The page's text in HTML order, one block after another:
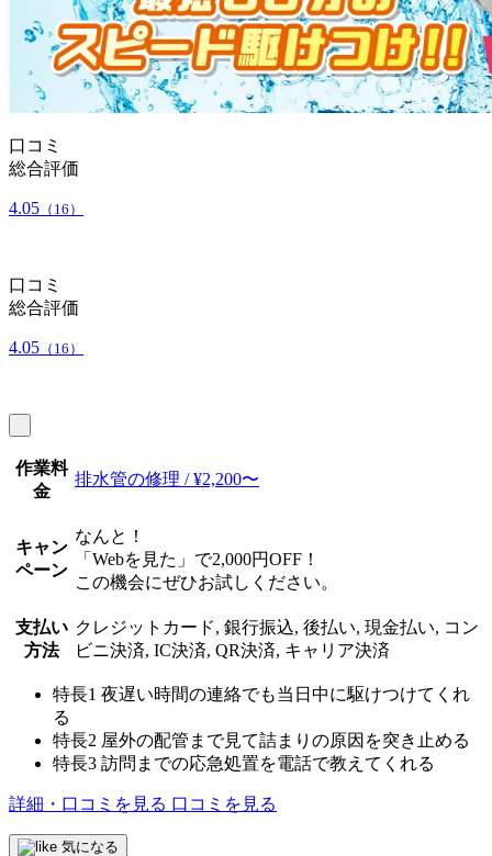
口コミ
総合評価
4.05 （16）
口コミ
総合評価
4.05 （16）
作業料
金
排水管の修理 / ¥2,200〜
キャン
ペーン
なんと！
「Webを見た」で2,000円OFF！
この機会にぜひお試しください。
支払い
方法
クレジットカード, 銀行振込, 後払い, 現金払い, コン
ビニ決済, IC決済, QR決済, キャリア決済
特長1 夜遅い時間の連絡でも当日中に駆けつけてくれ
る
特長2 屋外の配管まで見て詰まりの原因を突き止める
特長3 訪問までの応急処置を電話で教えてくれる
詳細・口コミを見る 口コミを見る
気になる